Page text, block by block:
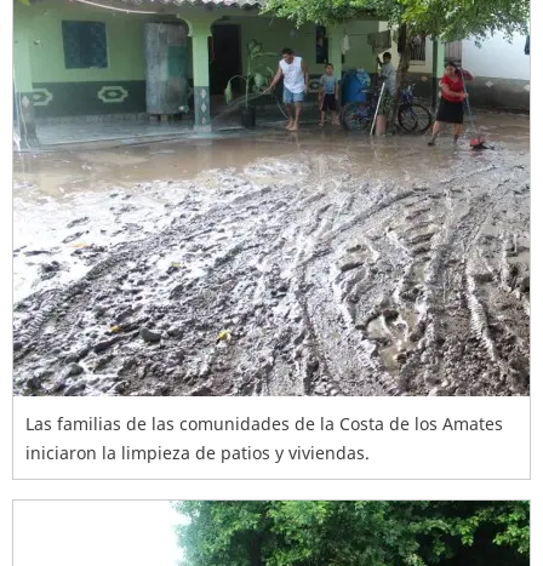
Las familias de las comunidades de la Costa de los Amates
iniciaron la limpieza de patios y viviendas.